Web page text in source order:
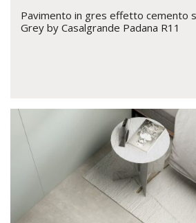
Pavimento in gres effetto cemento
Grey by Casalgrande Padana R11